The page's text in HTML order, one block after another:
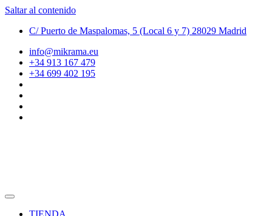
Saltar al contenido
C/ Puerto de Maspalomas, 5 (Local 6 y 7) 28029 Madrid
info@mikrama.eu
+34 913 167 479
+34 699 402 195
TIENDA